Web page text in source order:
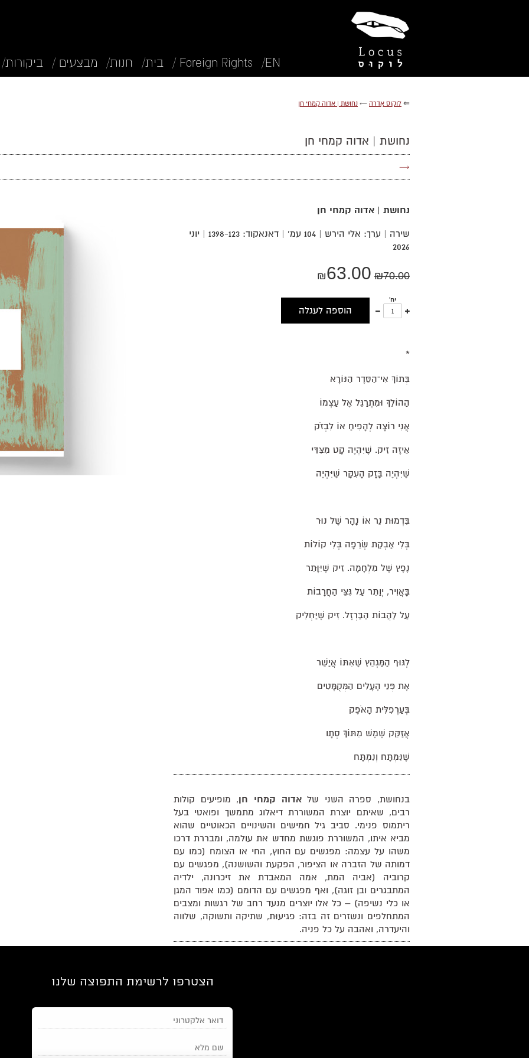
EN/
Foreign Rights / בית/ חנות/ מבצעים / ביקורות/
⇐ לוקוס אִדרה ← נחושת | אדוה קמחי חן
נחושת | אדוה קמחי חן
→
נחושת | אדוה קמחי חן
שירה | ערך: אלי הירש | 104 עמ’ | דאנאקוד: 1398-123 | יוני
2026
₪70.00
₪63.00
יח'
עוד
אחד
הוספה לעגלה
*
בְּתוֹךְ אִי־הַסֵּדֶר הַנּוֹרָא
הַהוֹלֵךְ וּמִתְרַגֵּל אֶל עַצְמוֹ
אֲנִי רוֹצָה לְהָפִיחַ אוֹ לִבְזֹק
אֵיזֶה זִיק. שֶׁיִּהְיֶה קָט מִצִּדִּי
שֶׁיִּהְיֶה בָּזָק הָעִקָּר שֶׁיִּהְיֶה
בִּדְמוּת נֵר אוֹ נָהָר שֶׁל נוּר
בְּלִי אַבְקַת שְׂרֵפָה בְּלִי קוֹלוֹת
נֶפֶץ שֶׁל מִלְחָמָה. זִיק שֶׁיִּוָּתֵר
בָּאֲוִיר, יְוַתֵּר עַל גִּצֵּי הַחֲרָבוֹת
עַל לַהֲבוֹת הַבַּרְזֶל. זִיק שֶׁיַּחְלִיק
לְגּוּף הַמַּגְהֵץ שֶׁאִתּוֹ אֲיַשֵּׁר
אֶת פְּנֵי הֶעָלִים הַמְּקֻמָּטִים
בְּעַרְפִלִּית הָאֹפֶק
אֲזַקֵּק שֶׁמֶשׁ מִתּוֹךְ סְתָו
שֶׁנִּמְתָּח וְנִמְתָּח
בנחושת, ספרה השני שלאדוה קמחי חן, מופיעים קולות
רבים, שאיתם יוצרת המשוררת דיאלוג מתמשך ופואטי בעל
ריתמוס פנימי. סביב גיל חמישים והשינויים הכאוטיים שהוא
מביא איתו, המשוררת פוגשת מחדש את עולמה, ומבררת דרכו
משהו על עצמה: מפגשים עם החוץ, החי או הצומח (כמו עם
דמותה של הזברה או הציפור, הפקעת והשושנה), מפגשים עם
קרוביה (אביה המת, אמה המאבדת את זיכרונה, ילדיה
המתבגרים ובן זוגה), ואף מפגשים עם הדומם (כמו אפוד המגן
או כלי נשיפה) – כל אלו יוצרים מנעד רחב של רגשות ומצבים
המתחלפים ונשזרים זה בזה: פגיעוּת, שתיקה ותשוקה, שלווה
והיעדרה, ואהבה על כל פניה.
התיכון. בוגרת התוכנית “על המקאם הזה” (מבית "מקום
הוא ספרה השני. מתגוררת בהרצליה,
נשואה ואם לשלושה. מתחביביה הבולטים – נגינה בפסנתר
הצטרפו לרשימת התפוצה שלנו